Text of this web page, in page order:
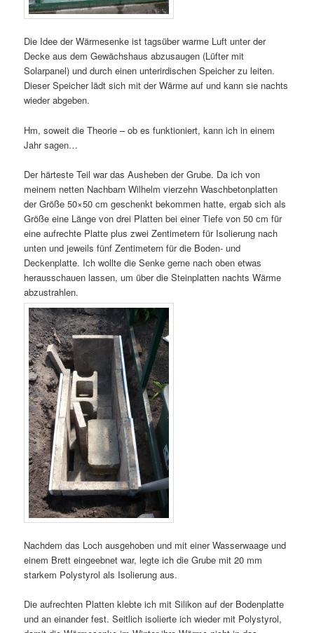
Die Idee der Wärmesenke ist tagsüber warme Luft unter der
Decke aus dem Gewächshaus abzusaugen (Lüfter mit
Solarpanel) und durch einen unterirdischen Speicher zu leiten.
Dieser Speicher lädt sich mit der Wärme auf und kann sie nachts
wieder abgeben.
Hm, soweit die Theorie – ob es funktioniert, kann ich in einem
Jahr sagen…
Der härteste Teil war das Ausheben der Grube. Da ich von
meinem netten Nachbarn Wilhelm vierzehn Waschbetonplatten
der Größe 50×50 cm geschenkt bekommen hatte, ergab sich als
Größe eine Länge von drei Platten bei einer Tiefe von 50 cm für
eine aufrechte Platte plus zwei Zentimetern für Isolierung nach
unten und jeweils fünf Zentimetern für die Boden- und
Deckenplatte. Ich wollte die Senke gerne nach oben etwas
herausschauen lassen, um über die Steinplatten nachts Wärme
abzustrahlen.
Nachdem das Loch ausgehoben und mit einer Wasserwaage und
einem Brett eingeebnet war, legte ich die Grube mit 20 mm
starkem Polystyrol als Isolierung aus.
Die aufrechten Platten klebte ich mit Silikon auf der Bodenplatte
und an einander fest. Seitlich isolierte ich wieder mit Polystyrol,